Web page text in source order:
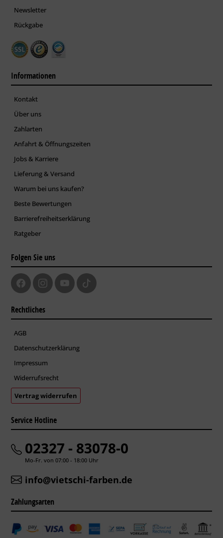
Newsletter
Rückgabe
Informationen
Kontakt
Über uns
Zahlarten
Anfahrt & Öffnungszeiten
Jobs & Karriere
Lieferung & Versand
Warum bei uns kaufen?
Beste Bewertungen
Barrierefreiheitserklärung
Ratgeber
Folgen Sie uns
Rechtliches
AGB
Datenschutzerklärung
Impressum
Widerrufsrecht
Vertrag widerrufen
Service Hotline
02327 - 83078-0
Mo-Fr. von 07:00 - 18:00 Uhr
info@vietschi-farben.de
Zahlungsarten